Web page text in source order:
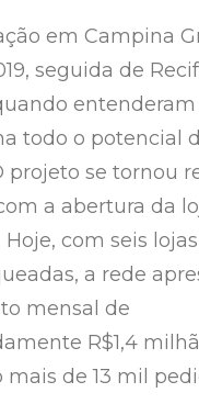
em Campina
seguida de
entenderam
todo o potencial
projeto se tornou
a abertura da
Hoje, com seis
a rede
mensal de
R$1,4
mais de 13 mil